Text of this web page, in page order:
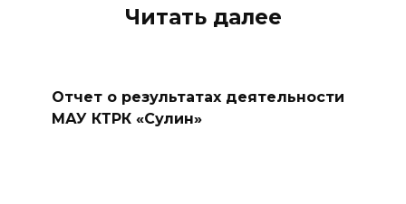
Читать далее
Отчет о результатах деятельности
МАУ КТРК «Сулин»